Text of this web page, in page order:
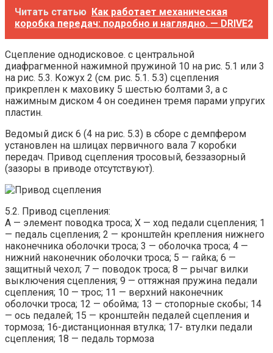
Читать статью Как работает механическая
коробка передач: подробно и наглядно. — DRIVE2
Сцепление однодисковое. с центральной
диафрагменной нажимной пружиной 10 на рис. 5.1 или 3
на рис. 5.3. Кожух 2 (см. рис. 5.1. 5.3) сцепления
прикреплен к маховику 5 шестью болтами 3, а с
нажимным диском 4 он соединен тремя парами упругих
пластин.
Ведомый диск 6 (4 на рис. 5.3) в сборе с демпфером
установлен на шлицах первичного вала 7 коробки
передач. Привод сцепления тросовый, беззазорный
(зазоры в приводе отсутствуют).
5.2. Привод сцепления:
А — элемент поводка троса; X — ход педали сцепления; 1
— педаль сцепления; 2 — кронштейн крепления нижнего
наконечника оболочки троса; 3 — оболочка троса; 4 —
нижний наконечник оболочки троса; 5 — гайка; 6 —
защитный чехол; 7 — поводок троса; 8 — рычаг вилки
выключения сцепления; 9 — оттяжная пружина педали
сцепления; 10 — трос; 11 — верхний наконечник
оболочки троса; 12 — обойма; 13 — стопорные скобы; 14
— ось педалей; 15 — кронштейн педалей сцепления и
тормоза; 16-дистанционная втулка; 17- втулки педали
сцепления; 18 — педаль тормоза